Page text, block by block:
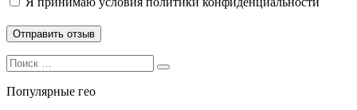
Search
for:
Search
Популярные гео